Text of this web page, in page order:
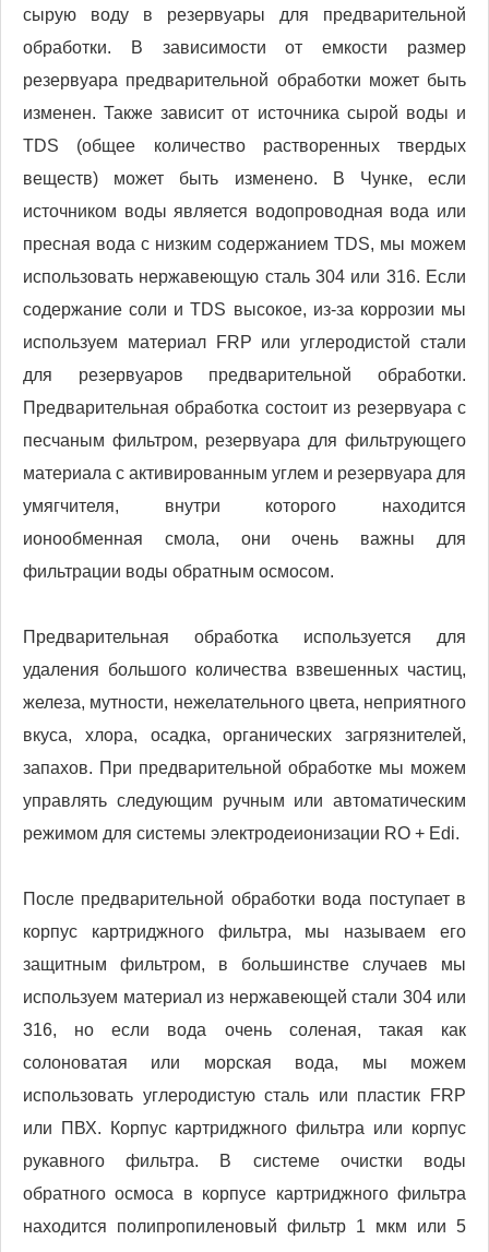
сырую воду в резервуары для предварительной
обработки. В зависимости от емкости размер
резервуара предварительной обработки может быть
изменен. Также зависит от источника сырой воды и
TDS (общее количество растворенных твердых
веществ) может быть изменено. В Чунке, если
источником воды является водопроводная вода или
пресная вода с низким содержанием TDS, мы можем
использовать нержавеющую сталь 304 или 316. Если
содержание соли и TDS высокое, из-за коррозии мы
используем материал FRP или углеродистой стали
для резервуаров предварительной обработки.
Предварительная обработка состоит из резервуара с
песчаным фильтром, резервуара для фильтрующего
материала с активированным углем и резервуара для
умягчителя, внутри которого находится
ионообменная смола, они очень важны для
фильтрации воды обратным осмосом.
Предварительная обработка используется для
удаления большого количества взвешенных частиц,
железа, мутности, нежелательного цвета, неприятного
вкуса, хлора, осадка, органических загрязнителей,
запахов. При предварительной обработке мы можем
управлять следующим ручным или автоматическим
режимом для системы электродеионизации RO + Edi.
После предварительной обработки вода поступает в
корпус картриджного фильтра, мы называем его
защитным фильтром, в большинстве случаев мы
используем материал из нержавеющей стали 304 или
316, но если вода очень соленая, такая как
солоноватая или морская вода, мы можем
использовать углеродистую сталь или пластик FRP
или ПВХ. Корпус картриджного фильтра или корпус
рукавного фильтра. В системе очистки воды
обратного осмоса в корпусе картриджного фильтра
находится полипропиленовый фильтр 1 мкм или 5